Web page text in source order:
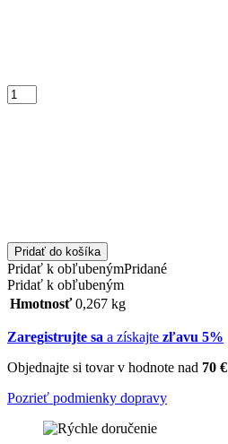
Pridať do košíka
Pridať k obľubenýmPridané
Pridať k obľubeným
Hmotnosť 0,267 kg
Zaregistrujte sa a získajte zľavu 5%
Objednajte si tovar v hodnote nad 70 €
Pozrieť podmienky dopravy